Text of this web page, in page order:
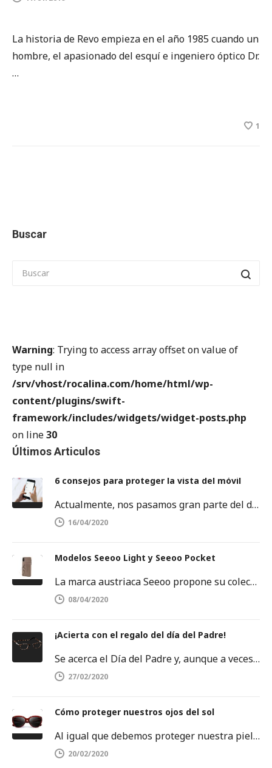
La historia de Revo empieza en el año 1985 cuando un
hombre, el apasionado del esquí e ingeniero óptico Dr.
…
1
Buscar
Warning: Trying to access array offset on value of
type null in
/srv/vhost/rocalina.com/home/html/wp-
content/plugins/swift-
framework/includes/widgets/widget-posts.php
on line30
Últimos Articulos
6 consejos para proteger la vista del móvil
Actualmente, nos pasamos gran parte del día delante de una pantalla. Sobre todo, frente a la pantalla del móvil o…
16/04/2020
Modelos Seeoo Light y Seeoo Pocket
La marca austriaca Seeoo propone su colección de binóculos ligeros, disponibles tanto para hombres como para mujeres. SEEOO Light para…
08/04/2020
¡Acierta con el regalo del día del Padre!
Se acerca el Día del Padre y, aunque a veces se nos agoten las ideas, no debemos rendirnos. Este es…
27/02/2020
Cómo proteger nuestros ojos del sol
Al igual que debemos proteger nuestra piel del sol, también es importante proteger nuestros ojos. Los rayos ultravioletas pueden dañar…
20/02/2020